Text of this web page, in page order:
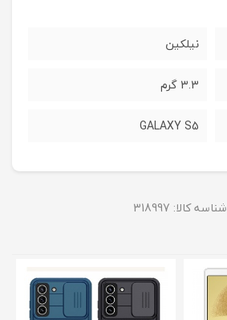
نیلکین
3.3 گرم
GALAXY S5
شناسه کالا: 318997